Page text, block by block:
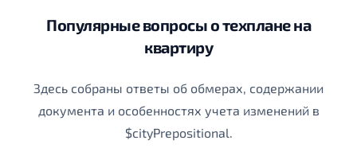
Популярные вопросы о техплане на
квартиру
Здесь собраны ответы об обмерах, содержании
документа и особенностях учета изменений в
$cityPrepositional.